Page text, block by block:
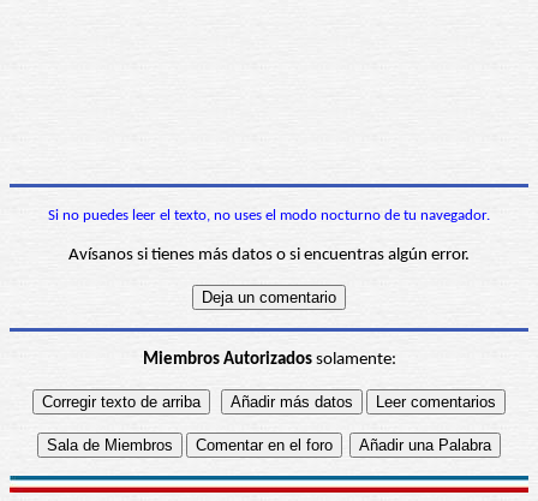
Si no puedes leer el texto, no uses el modo nocturno de tu navegador.
Avísanos si tienes más datos o si encuentras algún error.
Miembros Autorizadossolamente: